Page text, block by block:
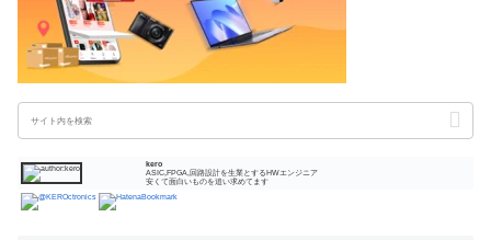
kero
ASIC,FPGA,回路設計を生業とするHWエンジニア
安くて面白いものを追い求めてます